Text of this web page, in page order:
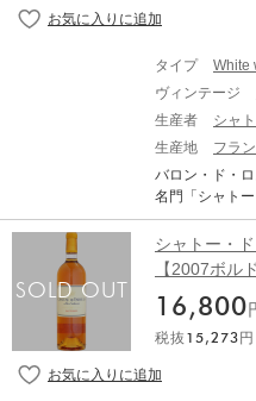
ny years. ― Roger Voss VINOUS：
Chateau
of 75%
a measly 10hl/
sliced white
s beautifully
are additional
s and saffron.
h a mineral-
giness right
verything
nish,
ginger,
ered with
tyle range with
pineapple,
p everything
well as
e of d'Yquem
be enjoyed
ourses. So, if
racy fruits, or
ances. Drink
Cellar Insider Wine Enthusiast：97 ポイント The floral w
ine has great
ncentrated
nd sweetness.
ny years. ― Roger Voss VINOUS：
変わりながら
ンの品質が大
シャトー・ラ
ヌ・バロン・
クを保有。一
指して、より厳格
丘にブドウ畑
プクラスの場
ていて、表土
粘土で形成されています。 栽
ィケムのよう
深みのある花
びトップクラスの品
タイプ
White
ヴィンテージ
生産者
シャ
生産地
フラ
バロン・ド・
名門「シャトー・リュー
ック」は、ソ
トーの一つと
第一級の名門です。 「ラフィット・ロー
列であるこの
村とファルグ
このワインの
いるのも、ひ
によるもの…と言
シャトー・
【2007ボル
16,800
税抜 15,273 円